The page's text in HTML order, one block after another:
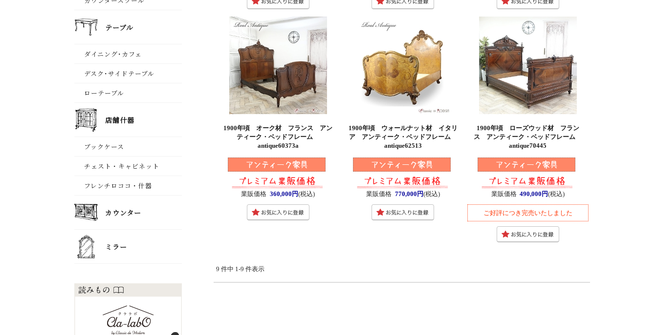
1900年頃 オーク材 フランス アン
ティーク・ベッドフレーム
antique60373a
業販価格 360,000円(税込)
1900年頃 ウォールナット材 イタリ
ア アンティーク・ベッドフレーム
antique62513
業販価格 770,000円(税込)
1900年頃 ローズウッド材 フラン
ス アンティーク・ベッドフレーム
antique70445
業販価格 490,000円(税込)
ご好評につき完売いたしました
9 件中 1-9 件表示